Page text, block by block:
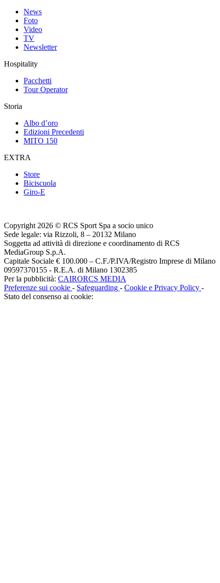
News
Foto
Video
TV
Newsletter
Hospitality
Pacchetti
Tour Operator
Storia
Albo d’oro
Edizioni Precedenti
MITO 150
EXTRA
Store
Biciscuola
Giro-E
Copyright 2026 © RCS Sport Spa a socio unico
Sede legale: via Rizzoli, 8 – 20132 Milano
Soggetta ad attività di direzione e coordinamento di RCS
MediaGroup S.p.A.
Capitale Sociale € 100.000 – C.F./P.IVA/Registro Imprese di Milano
09597370155 - R.E.A. di Milano 1302385
Per la pubblicità: CAIRORCS MEDIA
Preferenze sui cookie - Safeguarding - Cookie e Privacy Policy -
Stato del consenso ai cookie: